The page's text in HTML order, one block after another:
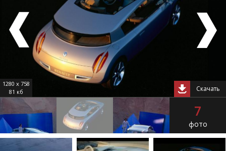
1280 x 758
81 кб
Скачать
7
фото